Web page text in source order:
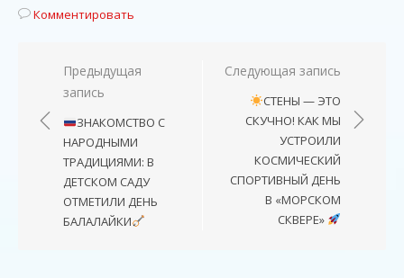
Комментировать
Навигация
записям
Предыдущая
запись
ЗНАКОМСТВО С
НАРОДНЫМИ
ТРАДИЦИЯМИ: В
ДЕТСКОМ САДУ
ОТМЕТИЛИ ДЕНЬ
БАЛАЛАЙКИ
Следующая запись
СТЕНЫ — ЭТО
СКУЧНО! КАК МЫ
УСТРОИЛИ
КОСМИЧЕСКИЙ
СПОРТИВНЫЙ ДЕНЬ
В «МОРСКОМ
СКВЕРЕ»